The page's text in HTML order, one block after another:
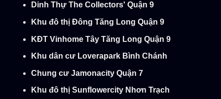
Dinh Thự The Collectors' Quận 9
Khu đô thị Đông Tăng Long Quận 9
KĐT Vinhome Tây Tăng Long Quận 9
Khu dân cư Loverapark Bình Chánh
Chung cư Jamonacity Quận 7
Khu đô thị Sunflowercity Nhơn Trạch